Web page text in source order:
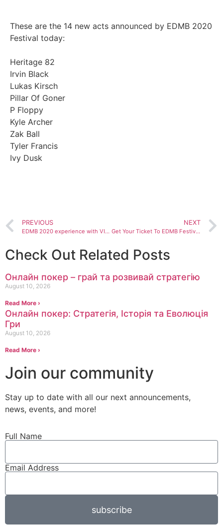
These are the 14 new acts announced by EDMB 2020
Festival today:
Heritage 82
Irvin Black
Lukas Kirsch
Pillar Of Goner
P Floppy
Kyle Archer
Zak Ball
Tyler Francis
Ivy Dusk
PREVIOUS
EDMB 2020 experience with VIP UPGRADES!
NEXT
Get Your Ticket To EDMB Festival 2020
Check Out Related Posts
Онлайн покер – грай та розвивай стратегію
August 10, 2026
Read More ›
Онлайн покер: Стратегія, Історія та Еволюція
Гри
August 10, 2026
Read More ›
Join our community
Stay up to date with all our next announcements,
news, events, and more!
Full Name
Email Address
subscribe